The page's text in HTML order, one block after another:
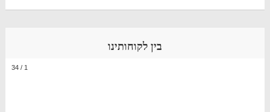
בין לקוחותינו
1
/
34